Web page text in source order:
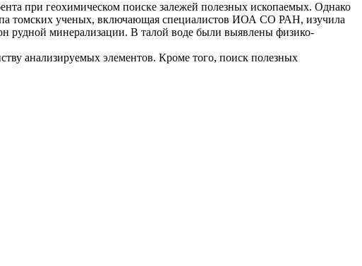
при геохимическом поиске залежей полезных ископаемых. Однако
томских ученых, включающая специалистов ИОА СО РАН, изучила
рудной минерализации. В талой воде были выявлены физико-
анализируемых элементов. Кроме того, поиск полезных